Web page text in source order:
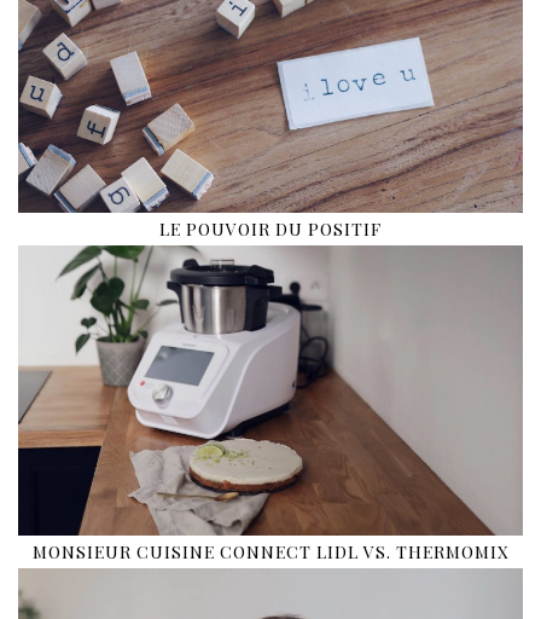
LE POUVOIR DU POSITIF
MONSIEUR CUISINE CONNECT LIDL VS. THERMOMIX